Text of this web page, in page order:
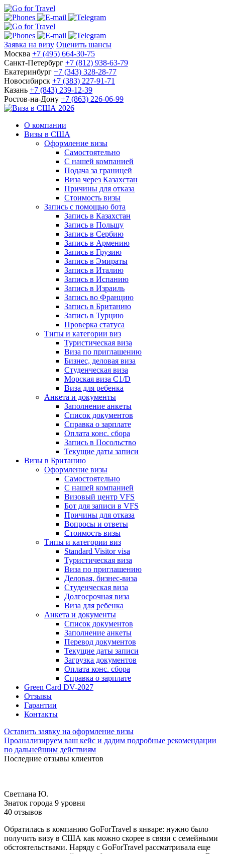
Заявка на визу Оценить шансы
Москва +7 (495) 664-30-75
Санкт-Петербург +7 (812) 938-63-79
Екатеринбург +7 (343) 328-28-77
Новосибирск +7 (383) 227-91-71
Казань +7 (843) 239-12-39
Ростов-на-Дону +7 (863) 226-06-99
О компании
Визы в США
Оформление визы
Самостоятельно
С нашей компанией
Подача за границей
Виза через Казахстан
Причины для отказа
Стоимость визы
Запись с помощью бота
Запись в Казахстан
Запись в Польшу
Запись в Сербию
Запись в Армению
Запись в Грузию
Запись в Эмираты
Запись в Италию
Запись в Испанию
Запись в Израиль
Запись во Францию
Запись в Британию
Запись в Турцию
Проверка статуса
Типы и категории виз
Туристическая виза
Виза по приглашению
Бизнес, деловая виза
Студенческая виза
Морская виза C1/D
Виза для ребенка
Анкета и документы
Заполнение анкеты
Список документов
Справка о зарплате
Оплата конс. сбора
Запись в Посольство
Текущие даты записи
Визы в Британию
Оформление визы
Самостоятельно
С нашей компанией
Визовый центр VFS
Бот для записи в VFS
Причины для отказа
Вопросы и ответы
Стоимость визы
Типы и категории виз
Standard Visitor visa
Туристическая виза
Виза по приглашению
Деловая, бизнес-виза
Студенческая виза
Долгосрочная виза
Виза для ребенка
Анкета и документы
Список документов
Заполнение анкеты
Перевод документов
Текущие даты записи
Загрузка документов
Оплата конс. сбора
Справка о зарплате
Green Card DV-2027
Отзывы
Гарантии
Контакты
Оставить заявку на оформление визы
Проанализируем ваш кейс и дадим подробные рекомендации
по дальнейшим действиям
Последние отзывы клиентов
Светлана Ю.
Знаток города 9 уровня
40 отзывов
Обратилась в компанию GoForTravel в январе: нужно было
получить визу в США как можно скорее в связи с семейными
обстоятельствами. Наряду с GoForTravel рассматривала еще